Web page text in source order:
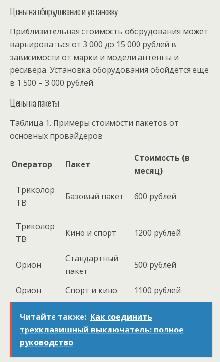
Цены на оборудование и установку
Приблизительная стоимость оборудования может
варьироваться от 3 000 до 15 000 рублей в
зависимости от марки и модели антенны и
ресивера. Установка оборудования обойдётся ещё
в 1 500 – 3 000 рублей.
Цены на пакеты
Таблица 1. Примеры стоимости пакетов от
основных провайдеров
Оператор Пакет
Стоимость (в
месяц)
Триколор
ТВ
Базовый пакет 600 рублей
Триколор
ТВ
Кино и спорт 1200 рублей
Орион
Стандартный
пакет
500 рублей
Орион Спорт и кино 1100 рублей
Читайте также: Как соединить
трехклавишный выключатель: полное
руководство